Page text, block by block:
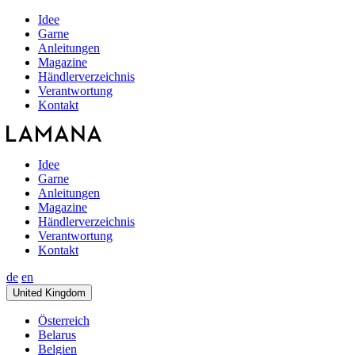
Idee
Garne
Anleitungen
Magazine
Händlerverzeichnis
Verantwortung
Kontakt
Idee
Garne
Anleitungen
Magazine
Händlerverzeichnis
Verantwortung
Kontakt
de en
United Kingdom
Österreich
Belarus
Belgien